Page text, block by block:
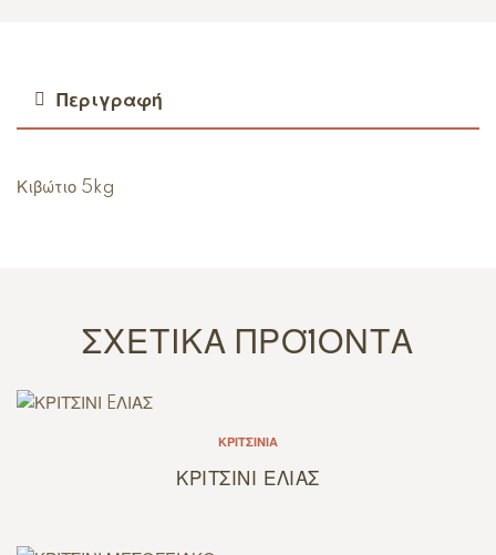
Περιγραφή
Κιβώτιο 5kg
ΣΧΕΤΙΚΆ ΠΡΟΪΌΝΤΑ
ΚΡΙΤΣΊΝΙΑ
ΚΡΙΤΣΙΝΙ EΛΙΑΣ